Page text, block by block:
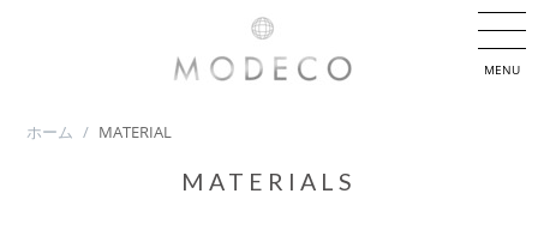
ホーム / MATERIAL
MATERIALS
MENU